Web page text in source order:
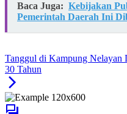
Baca Juga: Kebijakan
Pemerintah Daerah Ini
Tanggul di Kampung Nelayan
30 Tahun